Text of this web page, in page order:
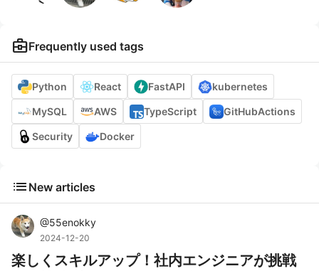
business_centerFrequently used tags
Python React FastAPI kubernetes
MySQL AWS TypeScript GitHubActions
Security Docker
list New articles
@55enokky
2024-12-20
楽しくスキルアップ！社内エンジニアが挑戦